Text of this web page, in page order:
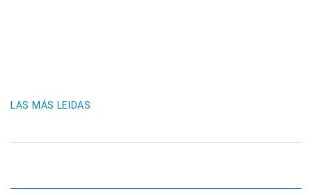
LAS MÁS LEIDAS